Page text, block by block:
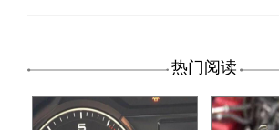
热门阅读